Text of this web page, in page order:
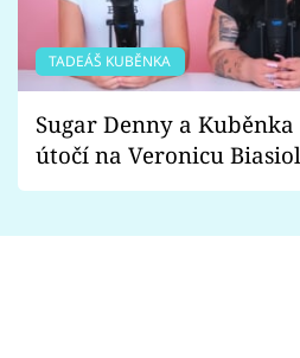
TADEÁŠ KUBĚNKA
Sugar Denny a
útočí na Veronicu
Proč je podle nich